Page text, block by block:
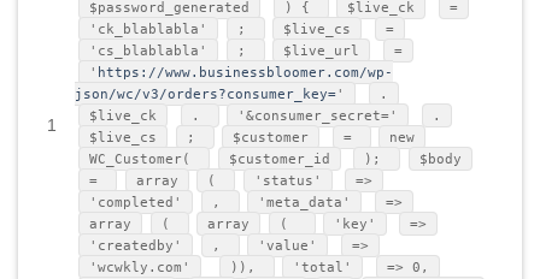
1
$password_generated
) { $live_ck
=
'ck_blablabla'
; $live_cs
=
'cs_blablabla'
; $live_url
=
' https://www.businessbloomer.com/wp-
json/wc/v3/orders?consumer_key= '
.
$live_ck
. '&consumer_secret='
.
$live_cs
; $customer =
new
WC_Customer(
$customer_id );
$body
=
array ( 'status'
=>
'completed'
, 'meta_data'
=>
array
( array ( 'key'
=>
'createdby'
, 'value'
=>
'wcwkly.com'
)), 'total'
=> 0,